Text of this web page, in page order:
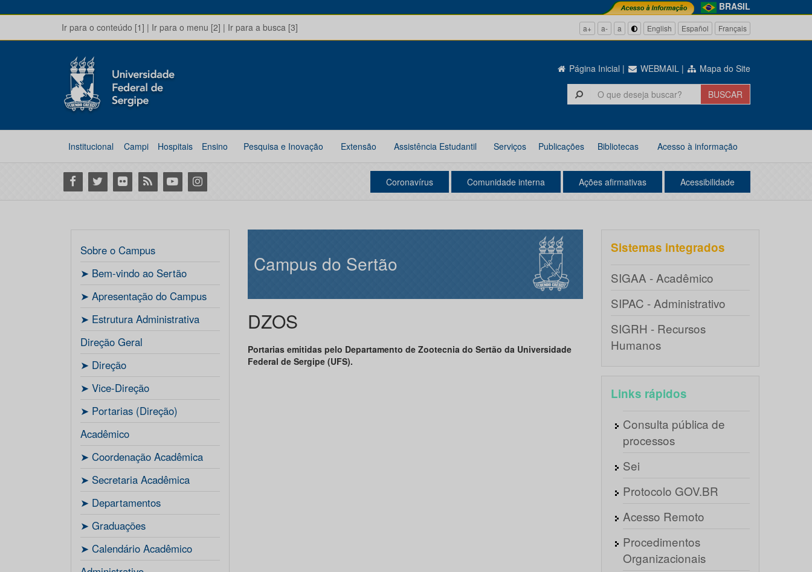
BRASIL
Ir para o conteúdo [1] | Ir para o menu [2] | Ir para a busca [3] a+ a- a English Español Français
Página Inicial | WEBMAIL | Mapa do Site
Institucional Campi Hospitais Ensino Pesquisa e Inovação Extensão Assistência Estudantil Serviços Publicações Bibliotecas Acesso à informação
Facebook
Twitter Flickr RSS YoutubeInstagram Coronavírus Comunidade interna Ações afirmativas Acessibilidade
Sobre o Campus
ㅤ➤ Bem-vindo ao Sertão
ㅤ➤ Apresentação do Campus
ㅤ➤ Estrutura Administrativa
Direção Geral
ㅤ➤ Direção
ㅤ➤ Vice-Direção
ㅤ➤ Portarias (Direção)
Acadêmico
ㅤ➤ Coordenação Acadêmica
ㅤㅤ➤ Secretaria Acadêmica
ㅤ➤ Departamentos
ㅤ➤ Graduações
ㅤ➤ Calendário Acadêmico
Campus do Sertão
DZOS
Portarias emitidas pelo Departamento de Zootecnia do Sertão da Universidade
Federal de Sergipe (UFS).
Sistemas integrados
SIGAA - Acadêmico
SIPAC - Administrativo
SIGRH - Recursos
Humanos
Links rápidos
Consulta pública de
processos
Sei
Protocolo GOV.BR
Acesso Remoto
Procedimentos
Organizacionais